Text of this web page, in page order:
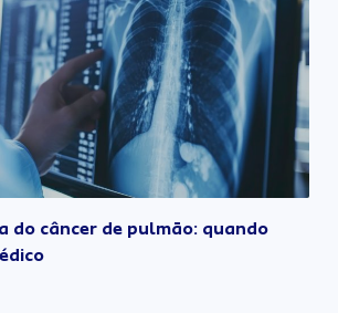
do câncer de pulmão: quando